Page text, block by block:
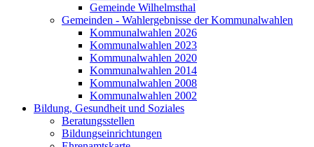
Gemeinde Wilhelmsthal
Gemeinden - Wahlergebnisse der Kommunalwahlen
Kommunalwahlen 2026
Kommunalwahlen 2023
Kommunalwahlen 2020
Kommunalwahlen 2014
Kommunalwahlen 2008
Kommunalwahlen 2002
Bildung, Gesundheit und Soziales
Beratungsstellen
Bildungseinrichtungen